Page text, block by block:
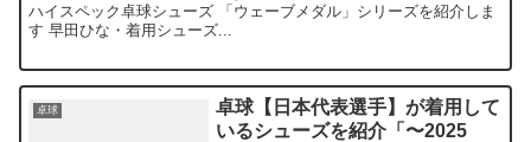
ハイスペック卓球シューズ 「ウェーブメダル」シリーズを紹介しま
す 早田ひな・着用シューズ...
卓球
卓球【日本代表選手】が着用して
いるシューズを紹介「〜2025